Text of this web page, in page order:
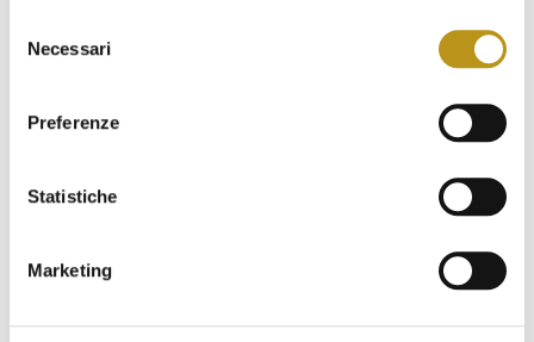
delNecessari
Preferenze
Statistiche
Marketing
Connecting rooms